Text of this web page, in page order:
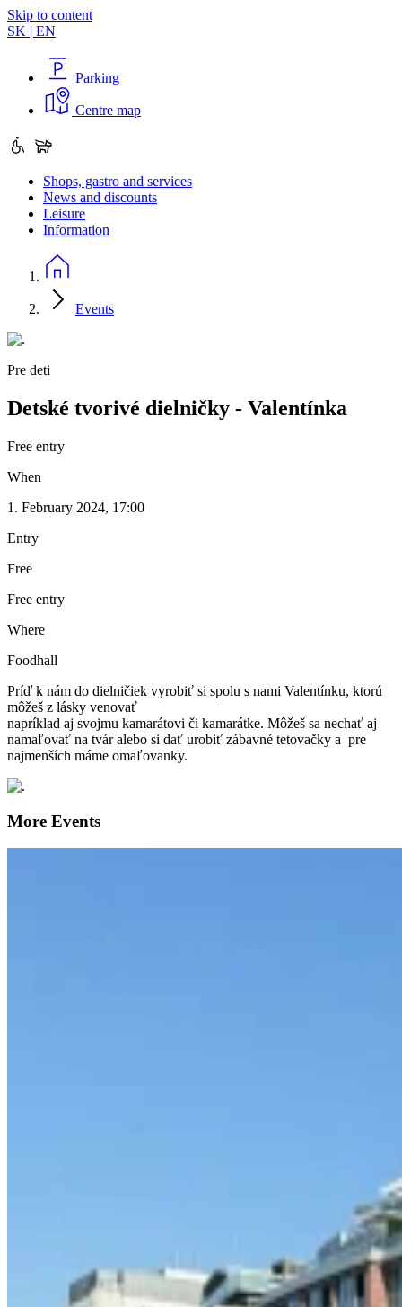
Skip to content
SK | EN
Parking
Centre map
Shops, gastro and services
News and discounts
Leisure
Information
Events
Pre deti
Detské tvorivé dielničky - Valentínka
Free entry
When
1. February 2024, 17:00
Entry
Free
Free entry
Where
Foodhall
Príď k nám do dielničiek vyrobiť si spolu s nami Valentínku, ktorú
môžeš z lásky venovať
napríklad aj svojmu kamarátovi či kamarátke. Môžeš sa nechať aj
namaľovať na tvár alebo si dať urobiť zábavné tetovačky a pre
najmenších máme omaľovanky.
More Events